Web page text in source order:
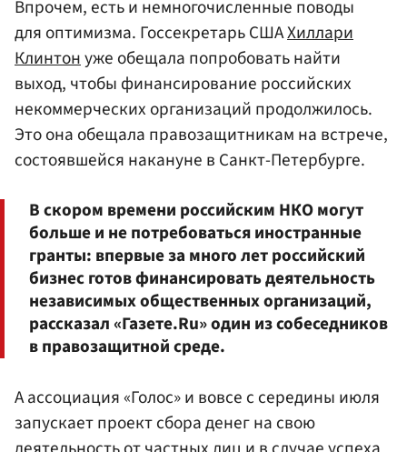
Впрочем, есть и немногочисленные поводы
для оптимизма. Госсекретарь СШАХиллари
Клинтонуже обещала попробовать найти
выход, чтобы финансирование российских
некоммерческих организаций продолжилось.
Это она обещала правозащитникам на встрече,
состоявшейся накануне в Санкт-Петербурге.
В скором времени российским НКО могут
больше и не потребоваться иностранные
гранты: впервые за много лет российский
бизнес готов финансировать деятельность
независимых общественных организаций,
рассказал «Газете.Ru» один из собеседников
в правозащитной среде.
А ассоциация «Голос» и вовсе с середины июля
запускает проект сбора денег на свою